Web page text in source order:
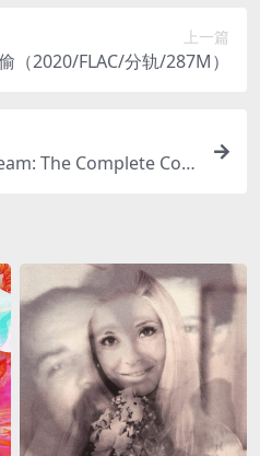
上一篇
（2020/FLAC/分轨/287M）
The Complete Con